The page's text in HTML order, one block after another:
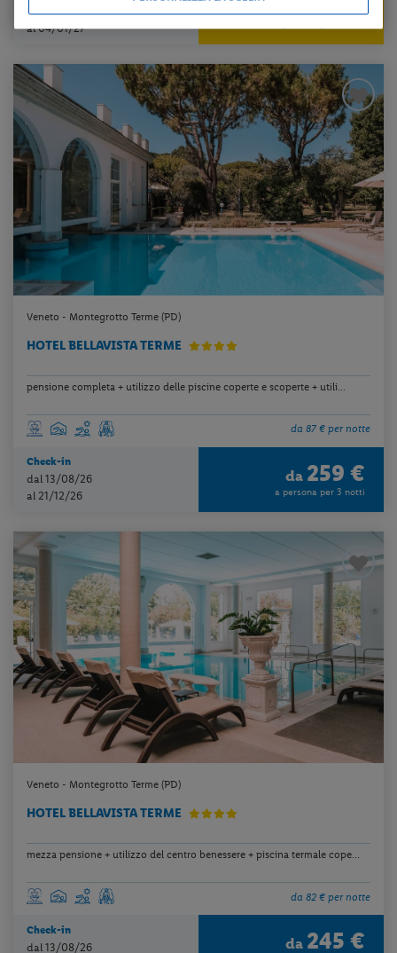
dal 11/08/26
al 04/01/27
Veneto - Montegrotto Terme (PD)
HOTEL BELLAVISTA TERME
pensione completa + utilizzo delle piscine coperte e scoperte + utili...
da 87 € per notte
Check-in
dal 13/08/26
al 21/12/26
da 259 €
a persona per 3 notti
Veneto - Montegrotto Terme (PD)
HOTEL BELLAVISTA TERME
mezza pensione + utilizzo del centro benessere + piscina termale cope...
da 82 € per notte
Check-in
dal 13/08/26 da 245 €